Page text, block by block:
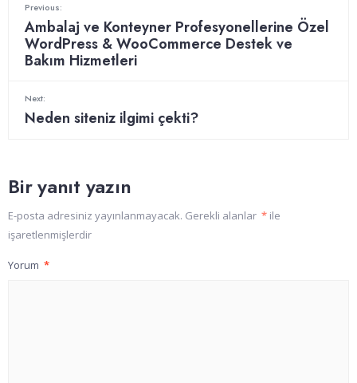
Previous:
Ambalaj ve Konteyner Profesyonellerine Özel
WordPress & WooCommerce Destek ve
Bakım Hizmetleri
Next:
Neden siteniz ilgimi çekti?
Bir yanıt yazın
E-posta adresiniz yayınlanmayacak. Gerekli alanlar * ile
işaretlenmişlerdir
Yorum *